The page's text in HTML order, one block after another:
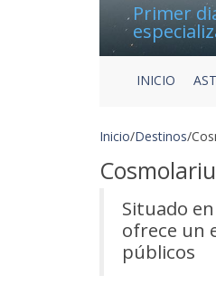
Primer
INICIO
Inicio/Destinos/
Situado
ofrece un
públicos